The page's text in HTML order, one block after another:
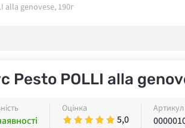
alla genovese, 190г
Pesto POLLI alla
Оцінка
5,0
Артикул